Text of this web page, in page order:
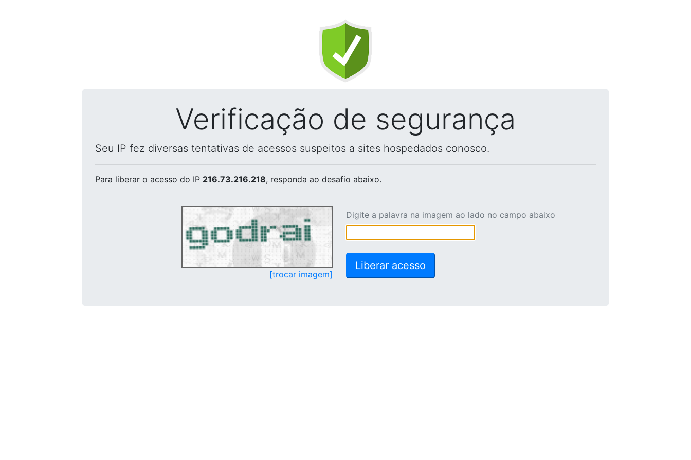
Verificação de segurança
Seu IP fez diversas tentativas de acessos suspeitos a sites hospedados conosco.
Para liberar o acesso do IP 216.73.216.218, responda ao desafio abaixo.
[trocar imagem]
Digite a palavra na imagem ao lado no campo abaixo